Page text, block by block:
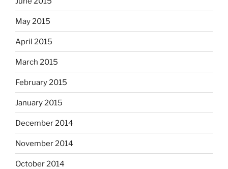
May 2015
April 2015
March 2015
February 2015
January 2015
December 2014
November 2014
October 2014